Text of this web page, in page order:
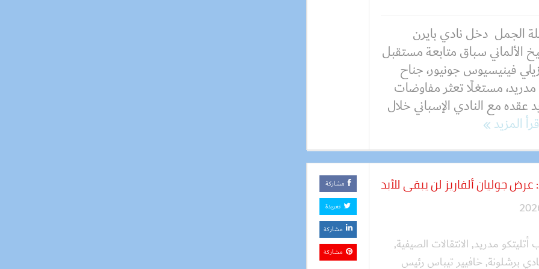
الجمل دخل نادي بايرن
الألماني سباق متابعة مستقبل
فينيسيوس جونيور، جناح
مدريد، مستغلًا تعثر مفاوضات
عقده مع النادي الإسباني خلال
المزيد
جوليان ألفاريز لن يبقى للأبد
أتليتكو مدريد, الانتقالات الصيفية,
برشلونة, خافيير تيباس رئيس
مشاركة
تغريدة
مشاركة
مشاركة